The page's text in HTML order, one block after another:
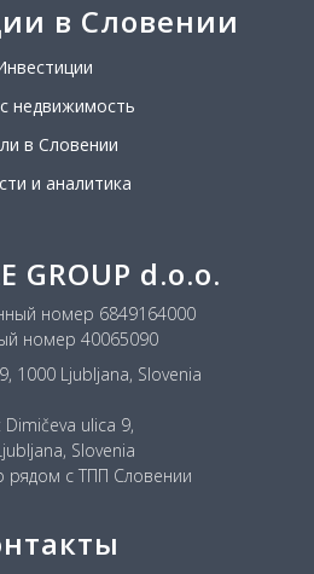
в Словении
недвижимость
в Словении
и аналитика
GROUP d.o.o.
номер 6849164000
номер 40065090
1000 Ljubljana, Slovenia
ulica 9,
Slovenia
рядом с ТПП Словении